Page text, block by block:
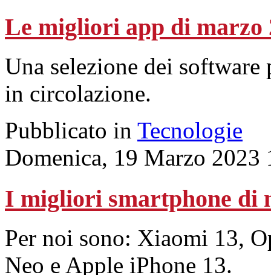
Le migliori app di marzo
Una selezione dei
in circolazione.
Pubblicato in Tecnologie
Domenica, 19 Marzo 2023
I migliori smartphone di
Per noi sono: Xiaomi 13,
Neo e Apple iPhone 13.